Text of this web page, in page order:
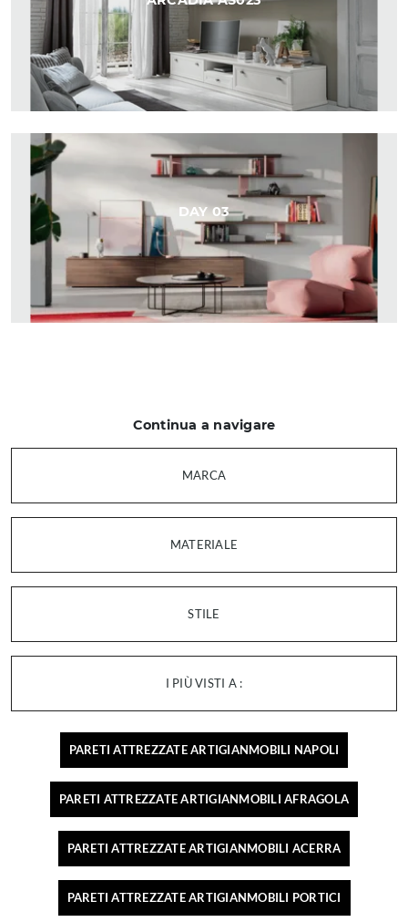
DAY 03
Continua a navigare
MARCA
MATERIALE
STILE
I PIÙ VISTI A :
PARETI ATTREZZATE ARTIGIANMOBILI NAPOLI
PARETI ATTREZZATE ARTIGIANMOBILI AFRAGOLA
PARETI ATTREZZATE ARTIGIANMOBILI ACERRA
PARETI ATTREZZATE ARTIGIANMOBILI PORTICI